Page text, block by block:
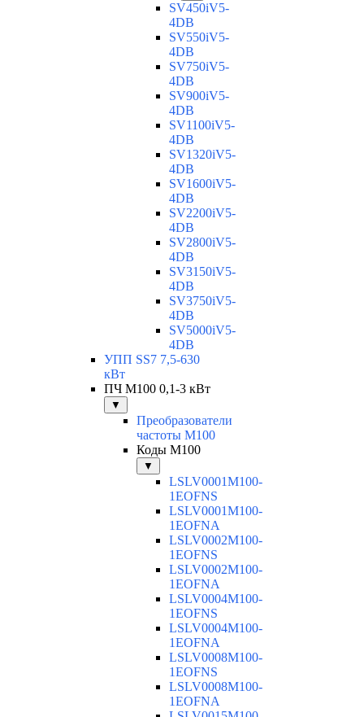
SV450iV5-
4DB
SV550iV5-
4DB
SV750iV5-
4DB
SV900iV5-
4DB
SV1100iV5-
4DB
SV1320iV5-
4DB
SV1600iV5-
4DB
SV2200iV5-
4DB
SV2800iV5-
4DB
SV3150iV5-
4DB
SV3750iV5-
4DB
SV5000iV5-
4DB
УПП SS7 7,5-630
кВт
ПЧ M100 0,1-3 кВт
▼
Преобразователи
частоты M100
Коды M100
▼
LSLV0001M100-
1EOFNS
LSLV0001M100-
1EOFNA
LSLV0002M100-
1EOFNS
LSLV0002M100-
1EOFNA
LSLV0004M100-
1EOFNS
LSLV0004M100-
1EOFNA
LSLV0008M100-
1EOFNS
LSLV0008M100-
1EOFNA